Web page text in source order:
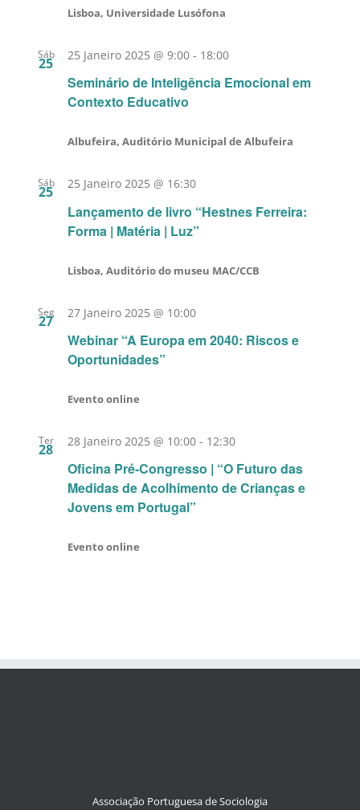
Lisboa, Universidade Lusófona
Sáb
25
Seminário de Inteligência Emocional em
Contexto Educativo
25 Janeiro 2025 @ 9:00 - 18:00
Albufeira, Auditório Municipal de Albufeira
Sáb
25
Lançamento de livro “Hestnes Ferreira:
Forma | Matéria | Luz”
25 Janeiro 2025 @ 16:30
Lisboa, Auditório do museu MAC/CCB
Seg
27
Webinar “A Europa em 2040: Riscos e
Oportunidades”
27 Janeiro 2025 @ 10:00
Evento online
Ter
28
Oficina Pré-Congresso | “O Futuro das
Medidas de Acolhimento de Crianças e
Jovens em Portugal͏”
28 Janeiro 2025 @ 10:00 - 12:30
Evento online
Associação Portuguesa de Sociologia